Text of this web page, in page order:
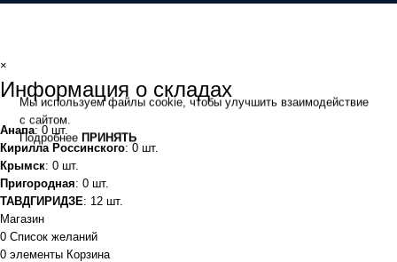
Мы используем файлы cookie, чтобы улучшить взаимодействие
с сайтом.
Подробнее ПРИНЯТЬ
×
Информация о складах
Анапа: 0 шт.
Кирилла Россинского: 0 шт.
Крымск: 0 шт.
Пригородная: 0 шт.
ТАВДГИРИДЗЕ: 12 шт.
Магазин
0 Список желаний
0 элементы Корзина